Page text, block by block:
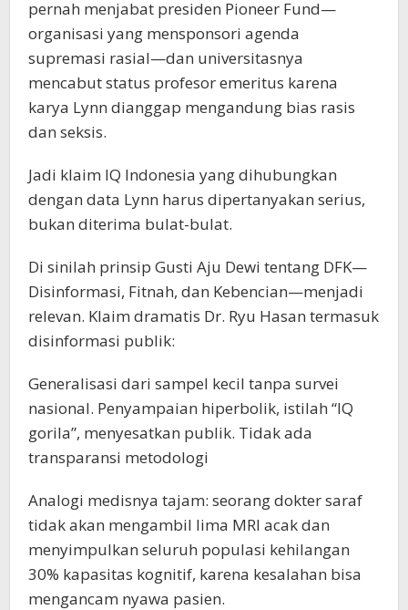
pernah menjabat presiden Pioneer Fund—
organisasi yang mensponsori agenda
supremasi rasial—dan universitasnya
mencabut status profesor emeritus karena
karya Lynn dianggap mengandung bias rasis
dan seksis.
Jadi klaim IQ Indonesia yang dihubungkan
dengan data Lynn harus dipertanyakan serius,
bukan diterima bulat-bulat.
Di sinilah prinsip Gusti Aju Dewi tentang DFK—
Disinformasi, Fitnah, dan Kebencian—menjadi
relevan. Klaim dramatis Dr. Ryu Hasan termasuk
disinformasi publik:
Generalisasi dari sampel kecil tanpa survei
nasional. Penyampaian hiperbolik, istilah “IQ
gorila”, menyesatkan publik. Tidak ada
transparansi metodologi
Analogi medisnya tajam: seorang dokter saraf
tidak akan mengambil lima MRI acak dan
menyimpulkan seluruh populasi kehilangan
30% kapasitas kognitif, karena kesalahan bisa
mengancam nyawa pasien.